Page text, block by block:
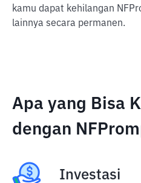
kamu dapat kehilangan
lainnya secara permanen.
Apa yang Bisa
dengan
Investasi